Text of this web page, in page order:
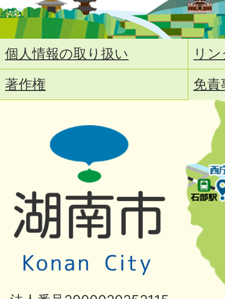
個人情報の取り扱い
リ
著作権
免責